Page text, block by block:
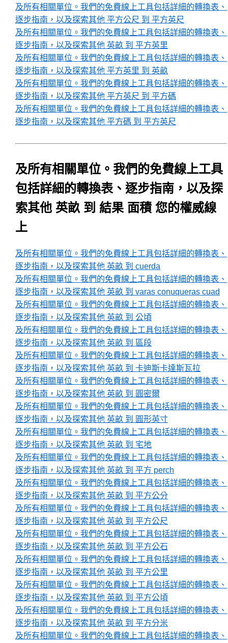
及所有相關單位。我們的免費線上工具包括詳細的轉換表、
逐步指南，以及探索其他 平方公尺 到 平方英尺
及所有相關單位。我們的免費線上工具包括詳細的轉換表、
逐步指南，以及探索其他 英畝 到 平方英里
及所有相關單位。我們的免費線上工具包括詳細的轉換表、
逐步指南，以及探索其他 平方英里 到 英畝
及所有相關單位。我們的免費線上工具包括詳細的轉換表、
逐步指南，以及探索其他 平方英尺 到 平方碼
及所有相關單位。我們的免費線上工具包括詳細的轉換表、
逐步指南，以及探索其他 平方碼 到 平方英尺
及所有相關單位。我們的免費線上工具
包括詳細的轉換表、逐步指南，以及探
索其他 英畝 到 結果 面積 您的權威線
上
及所有相關單位。我們的免費線上工具包括詳細的轉換表、
逐步指南，以及探索其他 英畝 到 cuerda
及所有相關單位。我們的免費線上工具包括詳細的轉換表、
逐步指南，以及探索其他 英畝 到 varas conuqueras cuad
及所有相關單位。我們的免費線上工具包括詳細的轉換表、
逐步指南，以及探索其他 英畝 到 公頃
及所有相關單位。我們的免費線上工具包括詳細的轉換表、
逐步指南，以及探索其他 英畝 到 區段
及所有相關單位。我們的免費線上工具包括詳細的轉換表、
逐步指南，以及探索其他 英畝 到 卡迪斯卡達斯瓦拉
及所有相關單位。我們的免費線上工具包括詳細的轉換表、
逐步指南，以及探索其他 英畝 到 圓密爾
及所有相關單位。我們的免費線上工具包括詳細的轉換表、
逐步指南，以及探索其他 英畝 到 圓形英寸
及所有相關單位。我們的免費線上工具包括詳細的轉換表、
逐步指南，以及探索其他 英畝 到 宅地
及所有相關單位。我們的免費線上工具包括詳細的轉換表、
逐步指南，以及探索其他 英畝 到 平方 perch
及所有相關單位。我們的免費線上工具包括詳細的轉換表、
逐步指南，以及探索其他 英畝 到 平方公分
及所有相關單位。我們的免費線上工具包括詳細的轉換表、
逐步指南，以及探索其他 英畝 到 平方公尺
及所有相關單位。我們的免費線上工具包括詳細的轉換表、
逐步指南，以及探索其他 英畝 到 平方公石
及所有相關單位。我們的免費線上工具包括詳細的轉換表、
逐步指南，以及探索其他 英畝 到 平方公里
及所有相關單位。我們的免費線上工具包括詳細的轉換表、
逐步指南，以及探索其他 英畝 到 平方公頃
及所有相關單位。我們的免費線上工具包括詳細的轉換表、
逐步指南，以及探索其他 英畝 到 平方分米
及所有相關單位。我們的免費線上工具包括詳細的轉換表、